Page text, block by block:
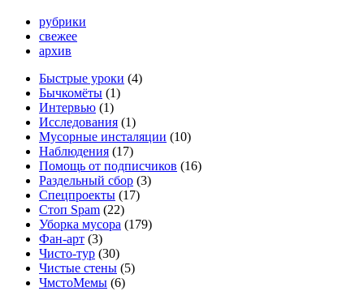
рубрики
свежее
архив
Быстрые уроки (4)
Бычкомёты (1)
Интервью (1)
Исследования (1)
Мусорные инсталяции (10)
Наблюдения (17)
Помощь от подписчиков (16)
Раздельный сбор (3)
Спецпроекты (17)
Стоп Spam (22)
Уборка мусора (179)
Фан-арт (3)
Чисто-тур (30)
Чистые стены (5)
ЧмстоМемы (6)